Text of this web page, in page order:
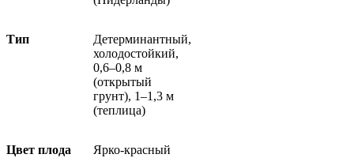
Тип
Детерминантный,
холодостойкий,
0,6–0,8 м
(открытый
грунт), 1–1,3 м
(теплица)
Цвет плода Ярко-красный